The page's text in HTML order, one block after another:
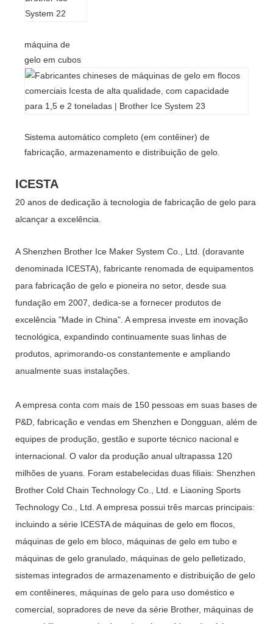
máquina de
gelo em cubos
Sistema automático completo (em contêiner) de
fabricação, armazenamento e distribuição de gelo.
ICESTA
20 anos de dedicação à tecnologia de fabricação de gelo para
alcançar a excelência.
A Shenzhen Brother Ice Maker System Co., Ltd. (doravante
denominada ICESTA), fabricante renomada de equipamentos
para fabricação de gelo e pioneira no setor, desde sua
fundação em 2007, dedica-se a fornecer produtos de
excelência "Made in China". A empresa investe em inovação
tecnológica, expandindo continuamente suas linhas de
produtos, aprimorando-os constantemente e ampliando
anualmente suas instalações.
A empresa conta com mais de 150 pessoas em suas bases de
P&D, fabricação e vendas em Shenzhen e Dongguan, além de
equipes de produção, gestão e suporte técnico nacional e
internacional. O valor da produção anual ultrapassa 120
milhões de yuans. Foram estabelecidas duas filiais: Shenzhen
Brother Cold Chain Technology Co., Ltd. e Liaoning Sports
Technology Co., Ltd. A empresa possui três marcas principais:
incluindo a série ICESTA de máquinas de gelo em flocos,
máquinas de gelo em bloco, máquinas de gelo em tubo e
máquinas de gelo granulado, máquinas de gelo pelletizado,
sistemas integrados de armazenamento e distribuição de gelo
em contêineres, máquinas de gelo para uso doméstico e
comercial, sopradores de neve da série Brother, máquinas de